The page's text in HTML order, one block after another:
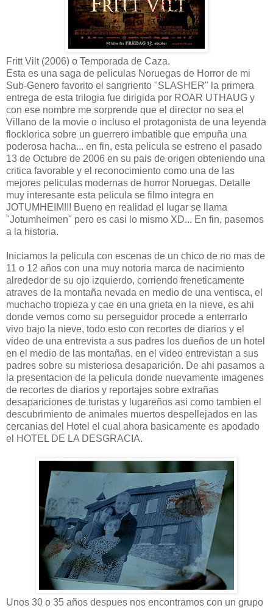
Fritt Vilt (2006) o Temporada de Caza.
Esta es una saga de peliculas Noruegas de Horror de mi
Sub-Genero favorito el sangriento "SLASHER" la primera
entrega de esta trilogia fue dirigida por ROAR UTHAUG y
con ese nombre me sorprende que el director no sea el
Villano de la movie o incluso el protagonista de una leyenda
flocklorica sobre un guerrero imbatible que empuña una
poderosa hacha... en fin, esta pelicula se estreno el pasado
13 de Octubre de 2006 en su pais de origen obteniendo una
critica favorable y el reconocimiento como una de las
mejores peliculas modernas de horror Noruegas. Detalle
muy interesante esta pelicula se filmo integra en
JOTUMHEIM!!! Bueno en realidad el lugar se llama
"Jotumheimen" pero es casi lo mismo XD... En fin, pasemos
a la historia.
Iniciamos la pelicula con escenas de un chico de no mas de
11 o 12 años con una muy notoria marca de nacimiento
alrededor de su ojo izquierdo, corriendo freneticamente
atraves de la montaña nevada en medio de una ventisca, el
muchacho tropieza y cae en una grieta en la nieve, es ahi
donde vemos como su perseguidor procede a enterrarlo
vivo bajo la nieve, todo esto con recortes de diarios y el
video de una entrevista a sus padres los dueños de un hotel
en el medio de las montañas, en el video entrevistan a sus
padres sobre su misteriosa desaparición. De ahi pasamos a
la presentacion de la pelicula donde nuevamente imagenes
de recortes de diarios y reportajes sobre extrañas
desapariciones de turistas y lugareños asi como tambien el
descubrimiento de animales muertos despellejados en las
cercanias del Hotel el cual ahora basicamente es apodado
el HOTEL DE LA DESGRACIA.
Unos 30 o 35 años despues nos encontramos con un grupo